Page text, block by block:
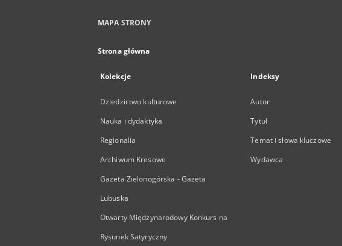
MAPA STRONY
Strona główna
Kolekcje
Dziedzictwo kulturowe
Nauka i dydaktyka
Regionalia
Archiwum Kresowe
Gazeta Zielonogórska - Gazeta
Lubuska
Otwarty Międzynarodowy Konkurs na
Rysunek Satyryczny
Indeksy
Autor
Tytuł
Temat i słowa kluczowe
Wydawca